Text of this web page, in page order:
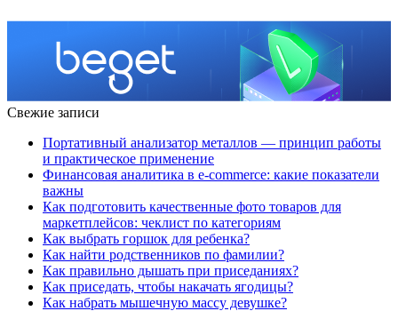
Свежие записи
Портативный анализатор металлов — принцип работы
и практическое применение
Финансовая аналитика в e-commerce: какие показатели
важны
Как подготовить качественные фото товаров для
маркетплейсов: чеклист по категориям
Как выбрать горшок для ребенка?
Как найти родственников по фамилии?
Как правильно дышать при приседаниях?
Как приседать, чтобы накачать ягодицы?
Как набрать мышечную массу девушке?